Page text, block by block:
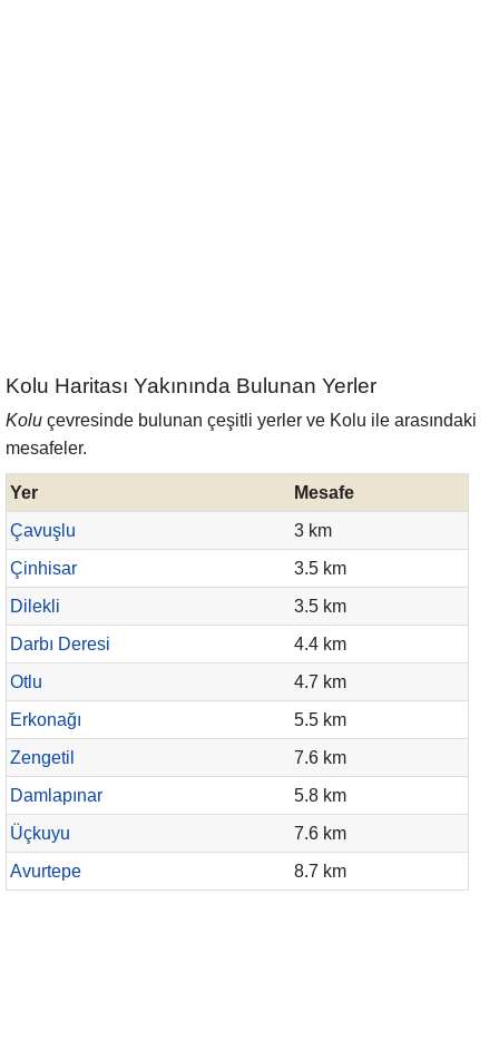
Kolu Haritası Yakınında Bulunan Yerler
Kolu çevresinde bulunan çeşitli yerler ve Kolu ile arasındaki
mesafeler.
Yer
Mesafe
Çavuşlu
3 km
Çinhisar
3.5 km
Dilekli
3.5 km
Darbı Deresi
4.4 km
Otlu
4.7 km
Erkonağı
5.5 km
Zengetil
7.6 km
Damlapınar
5.8 km
Üçkuyu
7.6 km
Avurtepe
8.7 km